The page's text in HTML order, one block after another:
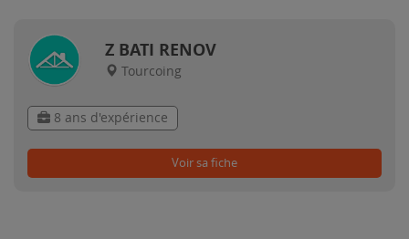
Z BATI RENOV
Tourcoing
8 ans d'expérience
Voir sa fiche